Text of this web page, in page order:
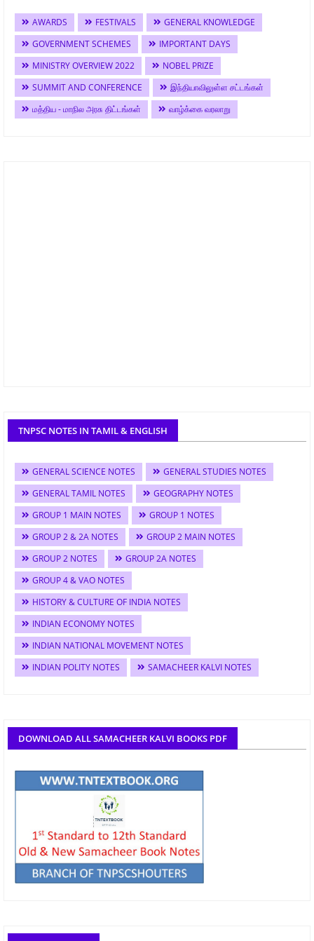
AWARDS FESTIVALS
GENERAL KNOWLEDGE
GOVERNMENT SCHEMES
IMPORTANT DAYS
MINISTRY OVERVIEW 2022
NOBEL PRIZE
SUMMIT AND CONFERENCE
இந்தியாவிலுள்ள சட்டங்கள்
மத்திய - மாநில அரசு திட்டங்கள்
வாழ்க்கை வரலாறு
TNPSC NOTES IN TAMIL & ENGLISH
GENERAL SCIENCE NOTES
GENERAL STUDIES NOTES
GENERAL TAMIL NOTES
GEOGRAPHY NOTES
GROUP 1 MAIN NOTES
GROUP 1 NOTES
GROUP 2 & 2A NOTES
GROUP 2 MAIN NOTES
GROUP 2 NOTES
GROUP 2A NOTES
GROUP 4 & VAO NOTES
HISTORY & CULTURE OF INDIA NOTES
INDIAN ECONOMY NOTES
INDIAN NATIONAL MOVEMENT NOTES
INDIAN POLITY NOTES
SAMACHEER KALVI NOTES
DOWNLOAD ALL SAMACHEER KALVI BOOKS PDF